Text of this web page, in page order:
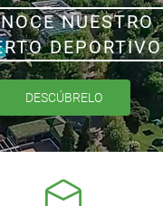
NUESTRO
DEPORTIVO
DESCÚBRELO